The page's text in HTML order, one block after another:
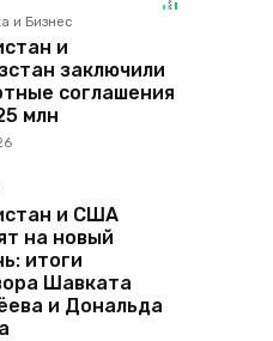
и Бизнес
и
заключили
соглашения
млн
и США
на новый
итоги
Шавката
и Дональда